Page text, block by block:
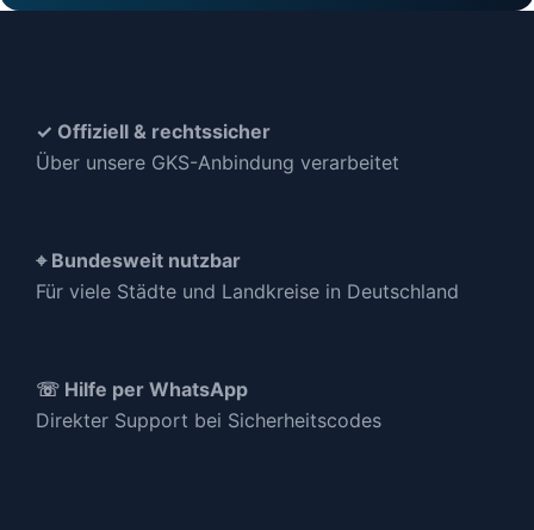
✓ Offiziell & rechtssicher
Über unsere GKS-Anbindung verarbeitet
⌖ Bundesweit nutzbar
Für viele Städte und Landkreise in Deutschland
☏ Hilfe per WhatsApp
Direkter Support bei Sicherheitscodes